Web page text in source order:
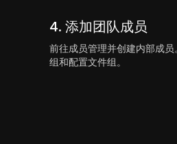
4. 添加团队成员
前往成员管理并创建内部成
组和配置文件组。